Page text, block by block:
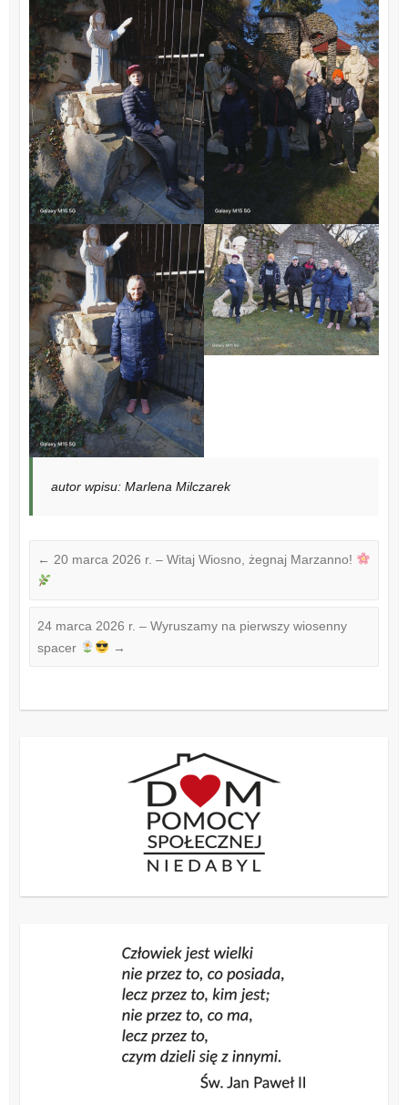
autor wpisu: Marlena Milczarek
← 20 marca 2026 r. – Witaj Wiosno, żegnaj Marzanno!
24 marca 2026 r. – Wyruszamy na pierwszy wiosenny
spacer
→